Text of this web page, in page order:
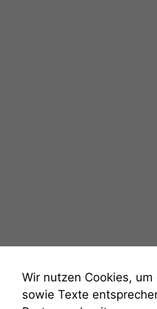
Wir nutzen Cookies,
sowie Texte